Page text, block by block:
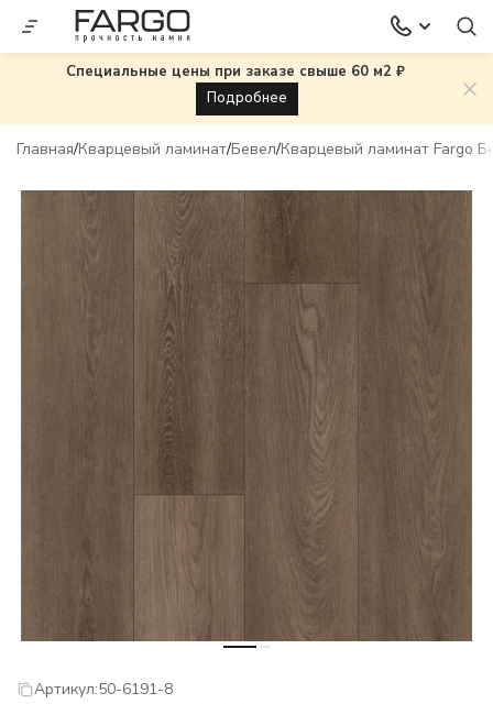
Специальные цены при заказе свыше 60 м2 ₽
Подробнее
Главная Кварцевый ламинат Бевел Кварцевый ламинат Fargo
Артикул:50-6191-8